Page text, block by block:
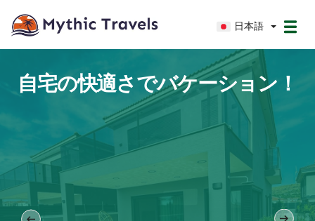
日本語
自宅の快適さでバケーション！